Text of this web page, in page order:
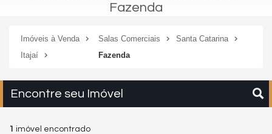
Fazenda
Imóveis à Venda Salas Comerciais
Santa Catarina
Itajaí
Fazenda
Encontre seu Imóvel
1 imóvel encontrado